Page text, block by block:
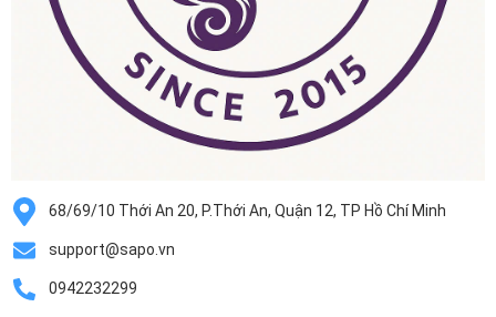
68/69/10 Thới An 20, P.Thới An, Quận 12, TP Hồ Chí Minh
support@sapo.vn
0942232299